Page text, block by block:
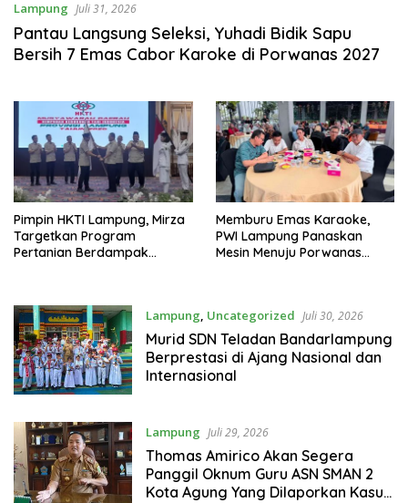
Lampung Juli 31, 2026
Pantau Langsung Seleksi, Yuhadi Bidik Sapu
Bersih 7 Emas Cabor Karoke di Porwanas 2027
Pimpin HKTI Lampung, Mirza
Targetkan Program
Pertanian Berdampak
Memburu Emas Karaoke,
PWI Lampung Panaskan
Mesin Menuju Porwanas
Lampung, Uncategorized Juli 30, 2026
Murid SDN Teladan Bandarlampung
Berprestasi di Ajang Nasional dan
Internasional
Lampung Juli 29, 2026
Thomas Amirico Akan Segera
Panggil Oknum Guru ASN SMAN 2
Kota Agung Yang Dilaporkan Kasus